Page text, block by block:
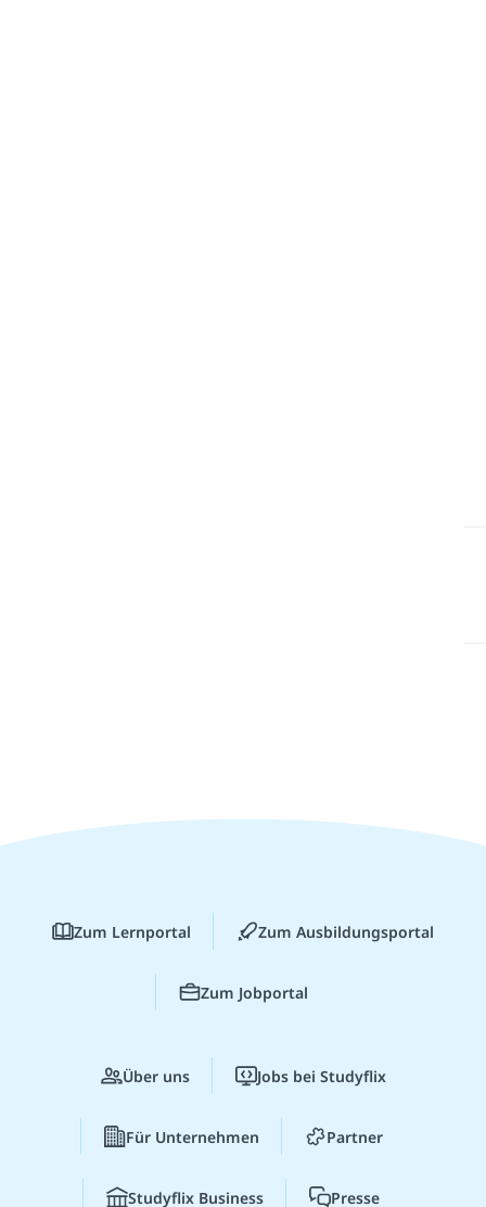
Zum Lernportal Zum Ausbildungsportal
Zum Jobportal
Über uns Jobs bei Studyflix
Für Unternehmen Partner
Studyflix Business Presse